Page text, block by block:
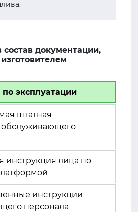
состав документации,
эксплуатации
штатная
обслуживающего
инструкция лица по
инструкции
персонала